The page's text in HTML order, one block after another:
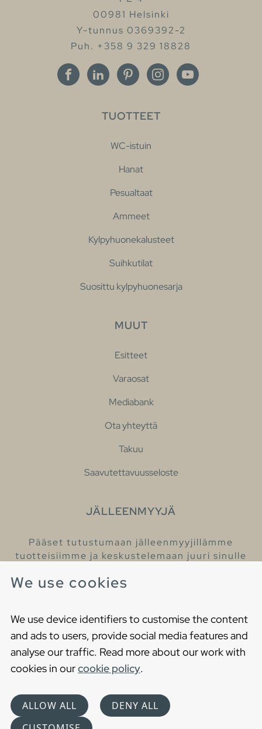
We use cookies
We use device identifiers to customise the content
and ads to users, provide social media features and
analyse our traffic. Read more about our work with
cookies in ourcookie policy.
ALLOW ALL
DENY ALL
00981 Helsinki
Y-tunnus 0369392-2
Puh. +358 9 329 18828
TUOTTEET
WC-istuin
Hanat
Pesualtaat
Ammeet
Kylpyhuonekalusteet
Suihkutilat
Suosittu kylpyhuonesarja
MUUT
Esitteet
Varaosat
Mediabank
Ota yhteyttä
Takuu
Saavutettavuusseloste
JÄLLEENMYYJÄ
Pääset tutustumaan jälleenmyyjillämme
tuotteisiimme ja keskustelemaan juuri sinulle
Cookies
Privacy statement
Choose language